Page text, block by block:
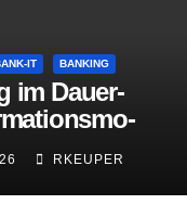
IT BANKING
im Dau­er­
wirk­
RKEUPER